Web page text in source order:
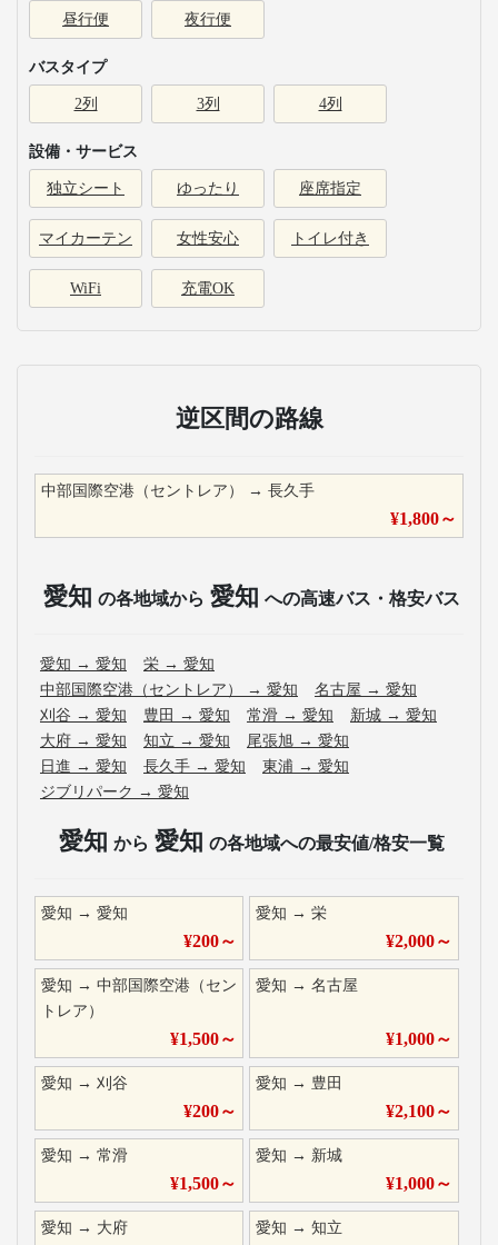
昼行便 夜行便
バスタイプ
2列 3列 4列
設備・サービス
独立シート ゆったり 座席指定
マイカーテン 女性安心 トイレ付き
WiFi 充電OK
逆区間の路線
中部国際空港（セントレア） → 長久手
¥1,800～
愛知 の各地域から 愛知 への高速バス・格安バス
愛知 → 愛知 栄 → 愛知
中部国際空港（セントレア）
→ 愛知 名古屋 → 愛知
刈谷 → 愛知 豊田 → 愛知 常滑 → 愛知 新城 → 愛知
大府 → 愛知 知立 → 愛知 尾張旭 → 愛知
日進 → 愛知 長久手 → 愛知 東浦 → 愛知
ジブリパーク → 愛知
愛知 から 愛知 の各地域への最安値/格安一覧
愛知 → 愛知
¥200～
愛知 →栄
¥2,000～
愛知 → 中部国際空港（セン
トレア）
¥1,500～
愛知 →名古屋
¥1,000～
愛知 → 刈谷
¥200～
愛知 → 豊田
¥2,100～
愛知 → 常滑
¥1,500～
愛知 → 新城
¥1,000～
愛知 → 大府 愛知 →知立